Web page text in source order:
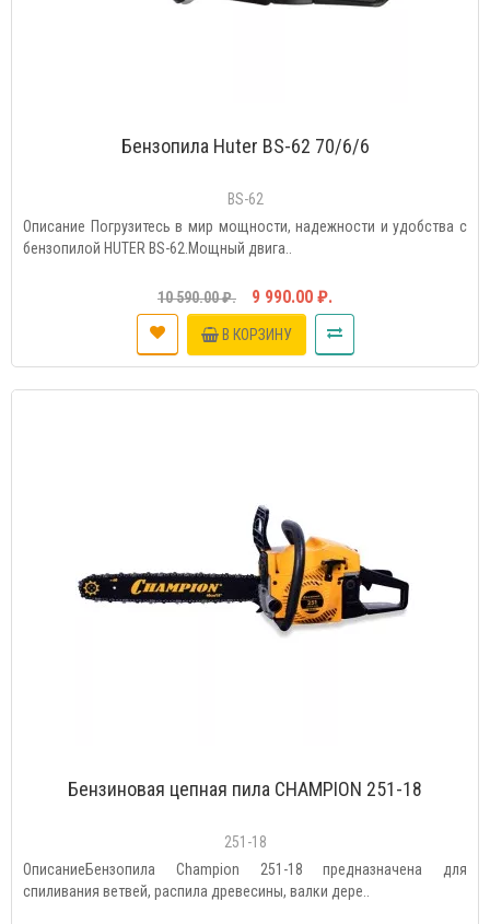
Бензопила Huter BS-62 70/6/6
BS-62
Описание Погрузитесь в мир мощности, надежности и удобства с
бензопилой HUTER BS-62.Мощный двига..
10 590.00 ₽. 9 990.00 ₽.
В КОРЗИНУ
Бензиновая цепная пила CHAMPION 251-18
251-18
ОписаниеБензопила Champion 251-18 предназначена для
спиливания ветвей, распила древесины, валки дере..